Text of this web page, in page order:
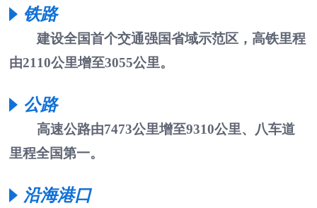
铁路
建设全国首个交通强国省域示范区，高铁里程
由2110公里增至3055公里。
公路
高速公路由7473公里增至9310公里、八车道
里程全国第一。
沿海港口